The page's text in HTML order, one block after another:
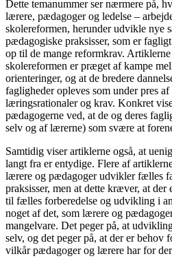
Dette temanummer ser nærmere på,
lærere, pædagoger og ledelse –
skolereformen, herunder udvikle nye
pædagogiske praksisser, som er
op til de mange reformkrav. Artiklerne
skolereformen er præget af kampe
orienteringer, og at de bredere
fagligheder opleves som under pres
læringsrationaler og krav. Konkret
pædagogerne ved, at de og deres
selv og af lærerne) som svære at
Samtidig viser artiklerne også, at
langt fra er entydige. Flere af
lærere og pædagoger udvikler fælles
praksisser, men at dette kræver, at
til fælles forberedelse og udvikling i
noget af det, som lærere og
mangelvare. Det peger på, at
selv, og det peger på, at der er
vilkår pædagoger og lærere har for